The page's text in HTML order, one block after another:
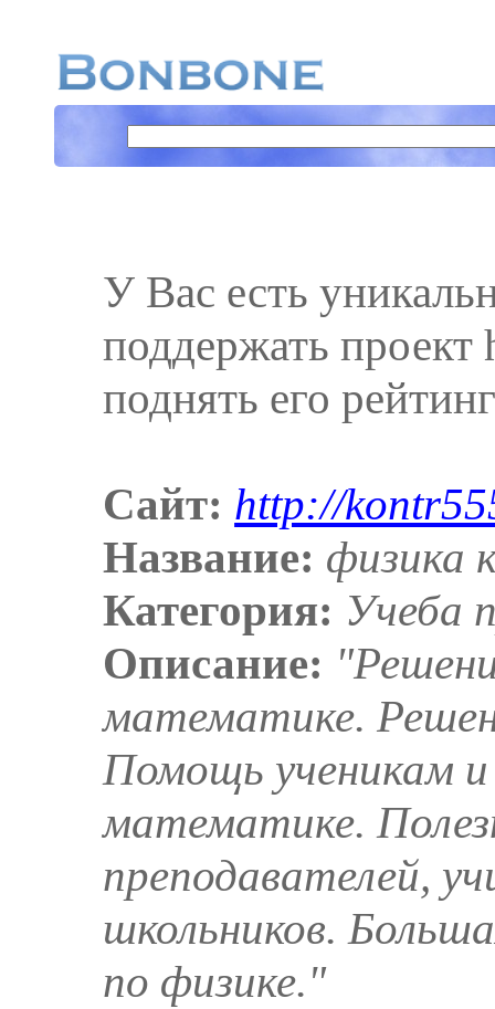
У Вас есть
поддержать
поднять его
Сайт: http://
Название: физика
Категория: Учеба
Описание:
математике.
Помощь ученикам
математике.
преподавателей,
школьников.
по физике."